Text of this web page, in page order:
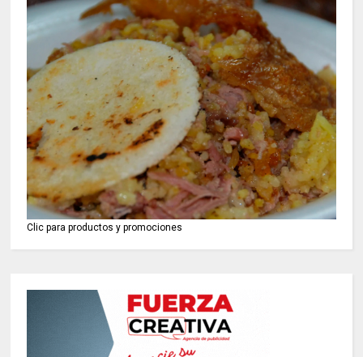
Clic para productos y promociones